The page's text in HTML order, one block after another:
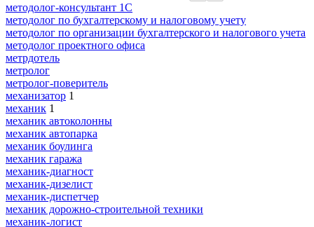
методолог-консультант 1С
методолог по бухгалтерскому и налоговому учету
методолог по организации бухгалтерского и налогового учета
методолог проектного офиса
метрдотель
метролог
метролог-поверитель
механизатор 1
механик 1
механик автоколонны
механик автопарка
механик боулинга
механик гаража
механик-диагност
механик-дизелист
механик-диспетчер
механик дорожно-строительной техники
механик-логист